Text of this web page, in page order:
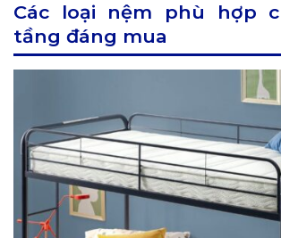
Các loại nệm phù hợp
tầng đáng mua